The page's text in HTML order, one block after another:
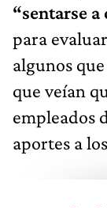
“sentarse
para
algunos
que veían
empleados
aportes a